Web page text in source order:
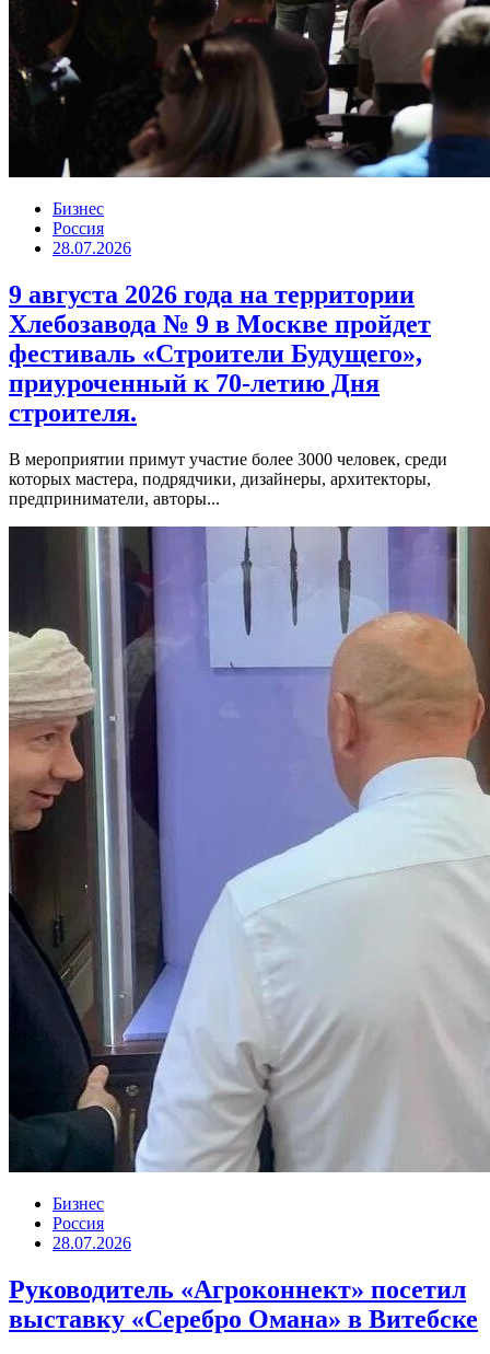
Бизнес
Россия
28.07.2026
9 августа 2026 года на территории
Хлебозавода № 9 в Москве пройдет
фестиваль «Строители Будущего»,
приуроченный к 70-летию Дня
строителя.
В мероприятии примут участие более 3000 человек, среди
которых мастера, подрядчики, дизайнеры, архитекторы,
предприниматели, авторы...
Бизнес
Россия
28.07.2026
Руководитель «Агроконнект» посетил
выставку «Серебро Омана» в Витебске